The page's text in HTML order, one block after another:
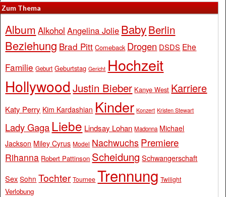
Zum Thema
Album Alkohol Angelina Jolie BabyBerlin
Beziehung Brad Pitt Comeback Drogen DSDS Ehe
Familie Geburt Geburtstag Gericht Hochzeit
Hollywood Justin Bieber Kanye West Karriere
Katy Perry Kim Kardashian Kinder Konzert Kristen Stewart
Lady Gaga Liebe Lindsay Lohan Madonna Michael
Jackson Miley Cyrus Model Nachwuchs Premiere
Rihanna Robert Pattinson Scheidung Schwangerschaft
Sex Sohn Tochter Tournee Trennung Twilight
Verlobung